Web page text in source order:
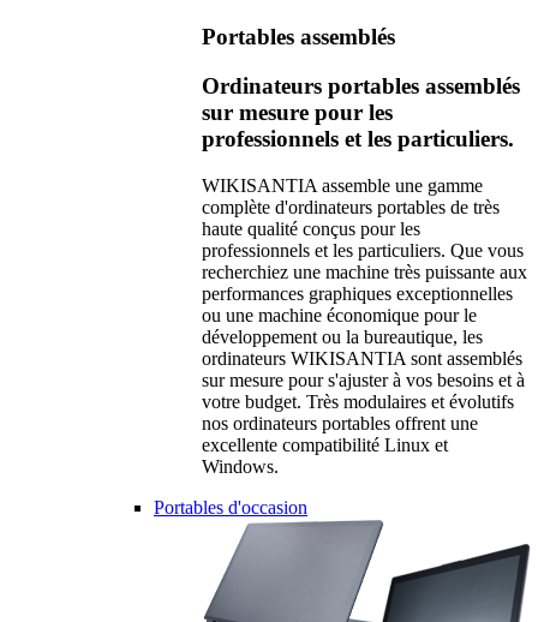
Portables assemblés
Ordinateurs portables assemblés
sur mesure pour les
professionnels et les particuliers.
WIKISANTIA assemble une gamme
complète d'ordinateurs portables de très
haute qualité conçus pour les
professionnels et les particuliers. Que vous
recherchiez une machine très puissante aux
performances graphiques exceptionnelles
ou une machine économique pour le
développement ou la bureautique, les
ordinateurs WIKISANTIA sont assemblés
sur mesure pour s'ajuster à vos besoins et à
votre budget. Très modulaires et évolutifs
nos ordinateurs portables offrent une
excellente compatibilité Linux et
Windows.
Portables d'occasion